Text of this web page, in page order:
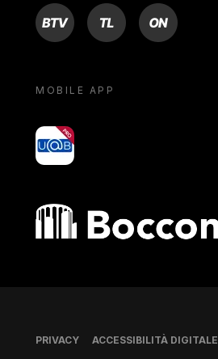
BTV TL ON
MOBILE APP
yoU@B
Bocconi shop
Piè di pagina
PRIVACY ACCESSIBILITÀ DIGITALE